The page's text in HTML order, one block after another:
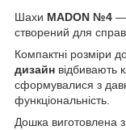
Шахи MADON №4 —
створений для
Компактні розміри
дизайн відбивають
сформувалися з
функціональність.
Дошка виготовлена з